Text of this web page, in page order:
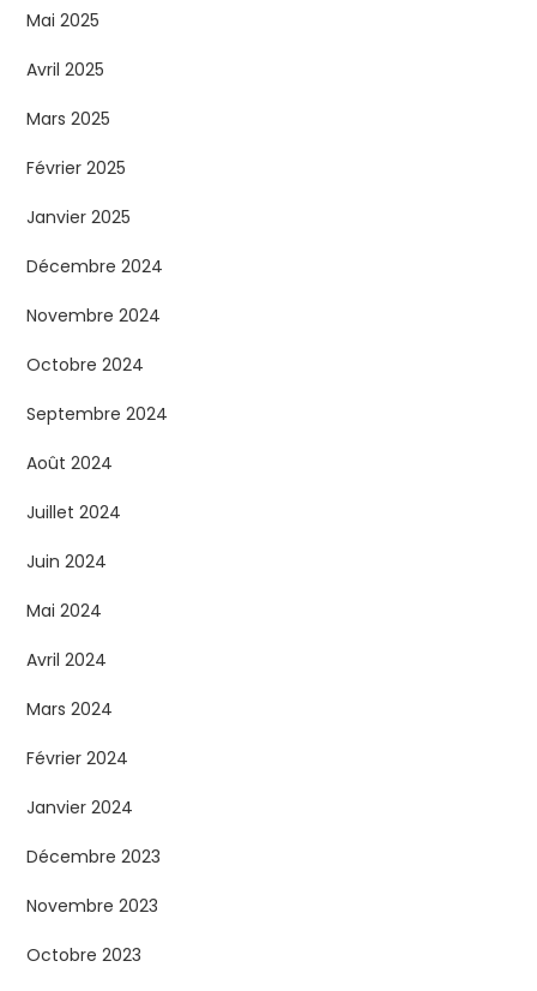
Mai 2025
Avril 2025
Mars 2025
Février 2025
Janvier 2025
Décembre 2024
Novembre 2024
Octobre 2024
Septembre 2024
Août 2024
Juillet 2024
Juin 2024
Mai 2024
Avril 2024
Mars 2024
Février 2024
Janvier 2024
Décembre 2023
Novembre 2023
Octobre 2023